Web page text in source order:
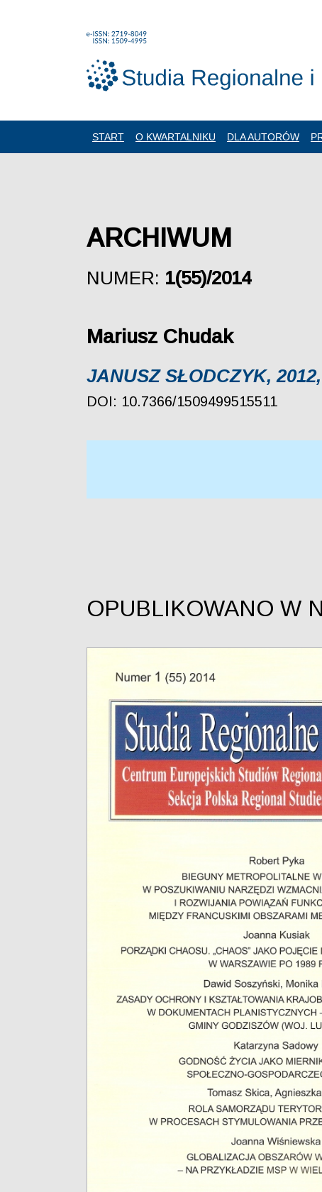
START O KWARTALNIKU DLA AUTORÓW
ARCHIWUM
NUMER: 1(55)/2014
Mariusz Chudak
JANUSZ SŁODCZYK,
DOI: 10.7366/1509499515511
OPUBLIKOWANO W